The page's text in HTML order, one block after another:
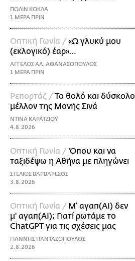
ΠΩΛΙΝ ΚΟΚΛΑ
1 ΜΕΡΑ ΠΡΙΝ
Οπτική Γωνία /«Ω γλυκύ μου
(εκλογικό) έαρ»…
ΑΓΓΕΛΟΣ ΑΛ. ΑΘΑΝΑΣΟΠΟΥΛΟΣ
1 ΜΕΡΑ ΠΡΙΝ
Ρεπορτάζ /Το θολό και δύσκολο
μέλλον της Μονής Σινά
ΝΤΙΝΑ ΚΑΡΑΤΖΙΟΥ
4.8.2026
Οπτική Γωνία /Όπου και να
ταξιδέψω η Αθήνα με πληγώνει
ΣΤΕΛΙΟΣ ΒΑΡΒΑΡΕΣΟΣ
3.8.2026
Οπτική Γωνία / Μ’ αγαπ(AI) δεν
μ' αγαπ(ΑΙ); Γιατί ρωτάμε το
ChatGPT για τις σχέσεις μας
ΓΙΑΝΝΗΣ ΠΑΝΤΑΖΟΠΟΥΛΟΣ
2.8.2026